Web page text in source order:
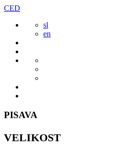
Preskoči
vsebine
CED
sl
en
PISAVA
VELIKOST